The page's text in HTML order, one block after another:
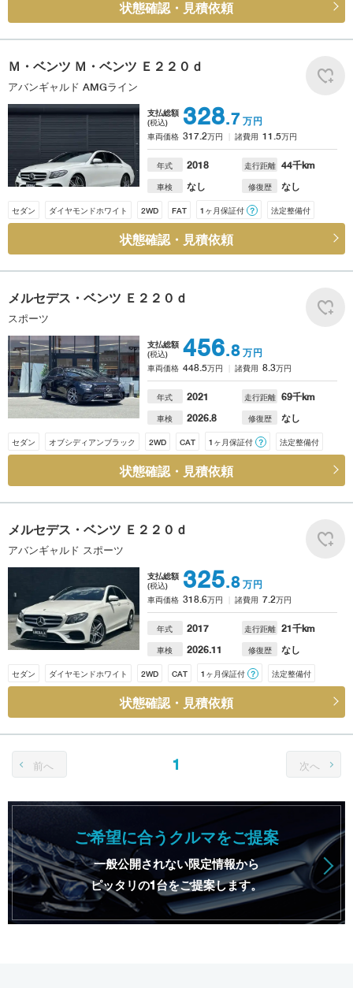
状態確認・見積依頼
Ｍ・ベンツ Ｍ・ベンツ Ｅ２２０ｄ
アバンギャルド AMGライン
支払総額
(税込)
328.7 万円
車両価格 317.2万円 諸費用 11.5万円
年式 2018 走行距離 44千km
車検 なし 修復歴 なし
セダン ダイヤモンドホワイト 2WD FAT 1ヶ月保証付 ？ 法定整備付
状態確認・見積依頼
メルセデス・ベンツ Ｅ２２０ｄ
スポーツ
支払総額
(税込)
456.8 万円
車両価格 448.5万円 諸費用 8.3万円
年式 2021 走行距離 69千km
車検 2026.8 修復歴 なし
セダン オブシディアンブラック 2WD CAT 1ヶ月保証付 ？ 法定整備付
状態確認・見積依頼
メルセデス・ベンツ Ｅ２２０ｄ
アバンギャルド スポーツ
支払総額
(税込)
325.8 万円
車両価格 318.6万円 諸費用 7.2万円
年式 2017 走行距離 21千km
車検 2026.11 修復歴 なし
セダン ダイヤモンドホワイト 2WD CAT 1ヶ月保証付 ？ 法定整備付
状態確認・見積依頼
前へ 1 次へ
ご希望に合うクルマをご提案
一般公開されない限定情報から
ピッタリの1台をご提案します。